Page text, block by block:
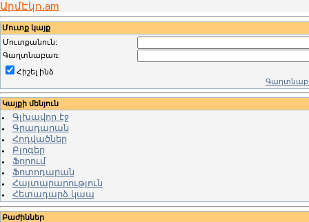
ԱրմԷկո.am
Մուտք կայք
Մուտքանուն:
Գաղտնաբառ:
Հիշել ինձ
Կայքի մենյուն
Գլխավոր էջ
Գրադարան
Հոդվածներ
Բլոգեր
Ֆորում
Ֆոտոդարան
Հայտարարություն
Հետադարձ կապ
Բաժիններ